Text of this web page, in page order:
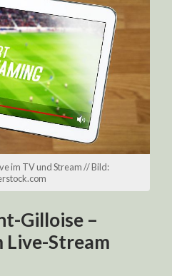
im TV und Stream // Bild:
Gilloise –
Live-Stream